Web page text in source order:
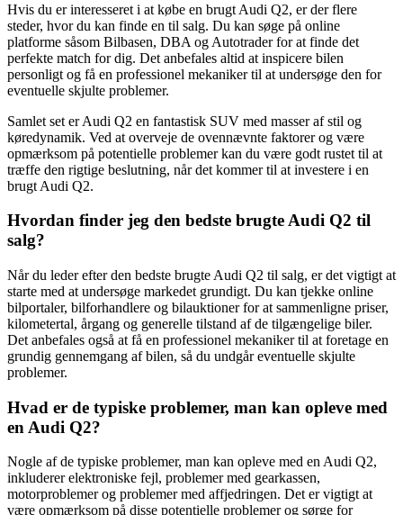
Hvis du er interesseret i at købe en brugt Audi Q2, er der flere
steder, hvor du kan finde en til salg. Du kan søge på online
platforme såsom Bilbasen, DBA og Autotrader for at finde det
perfekte match for dig. Det anbefales altid at inspicere bilen
personligt og få en professionel mekaniker til at undersøge den for
eventuelle skjulte problemer.
Samlet set er Audi Q2 en fantastisk SUV med masser af stil og
køredynamik. Ved at overveje de ovennævnte faktorer og være
opmærksom på potentielle problemer kan du være godt rustet til at
træffe den rigtige beslutning, når det kommer til at investere i en
brugt Audi Q2.
Hvordan finder jeg den bedste brugte Audi Q2 til
salg?
Når du leder efter den bedste brugte Audi Q2 til salg, er det vigtigt at
starte med at undersøge markedet grundigt. Du kan tjekke online
bilportaler, bilforhandlere og bilauktioner for at sammenligne priser,
kilometertal, årgang og generelle tilstand af de tilgængelige biler.
Det anbefales også at få en professionel mekaniker til at foretage en
grundig gennemgang af bilen, så du undgår eventuelle skjulte
problemer.
Hvad er de typiske problemer, man kan opleve med
en Audi Q2?
Nogle af de typiske problemer, man kan opleve med en Audi Q2,
inkluderer elektroniske fejl, problemer med gearkassen,
motorproblemer og problemer med affjedringen. Det er vigtigt at
være opmærksom på disse potentielle problemer og sørge for